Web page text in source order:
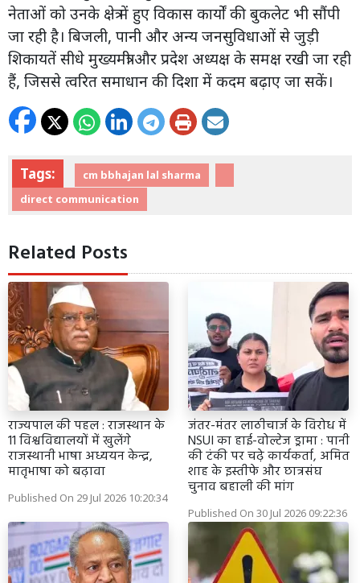
नेताओं को उनके क्षेत्र में हुए विकास कार्यों की बुकलेट भी सौंपी
जा रही है। बिजली, पानी और अन्य जनसुविधाओं से जुड़ी
शिकायतें सीधे मुख्यमंत्री और प्रदेश अध्यक्ष के समक्ष रखी जा रही
हैं, जिससे त्वरित समाधान की दिशा में कदम बढ़ाए जा सकें।
Tags:
cm bbhajan lal sharma
direct communication
Related Posts
राज्यपाल की पहल : राजस्थान के
11 विश्वविद्यालयों में खुलेंगे
राजस्थानी भाषा अध्ययन केन्द्र,
मातृभाषा को बढ़ावा
Published On 29 Jul 2026 10:20:34
जंतर-मंतर लाठीचार्ज के विरोध में
NSUI का हाई-वोल्टेज ड्रामा : पानी
की टंकी पर चढ़े कार्यकर्ता, अमित
शाह के इस्तीफे और छात्रसंघ
चुनाव बहाली की मांग
Published On 30 Jul 2026 09:22:36